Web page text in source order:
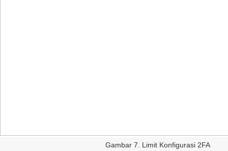
Gambar 7 Limit Konfigurasi 2FA